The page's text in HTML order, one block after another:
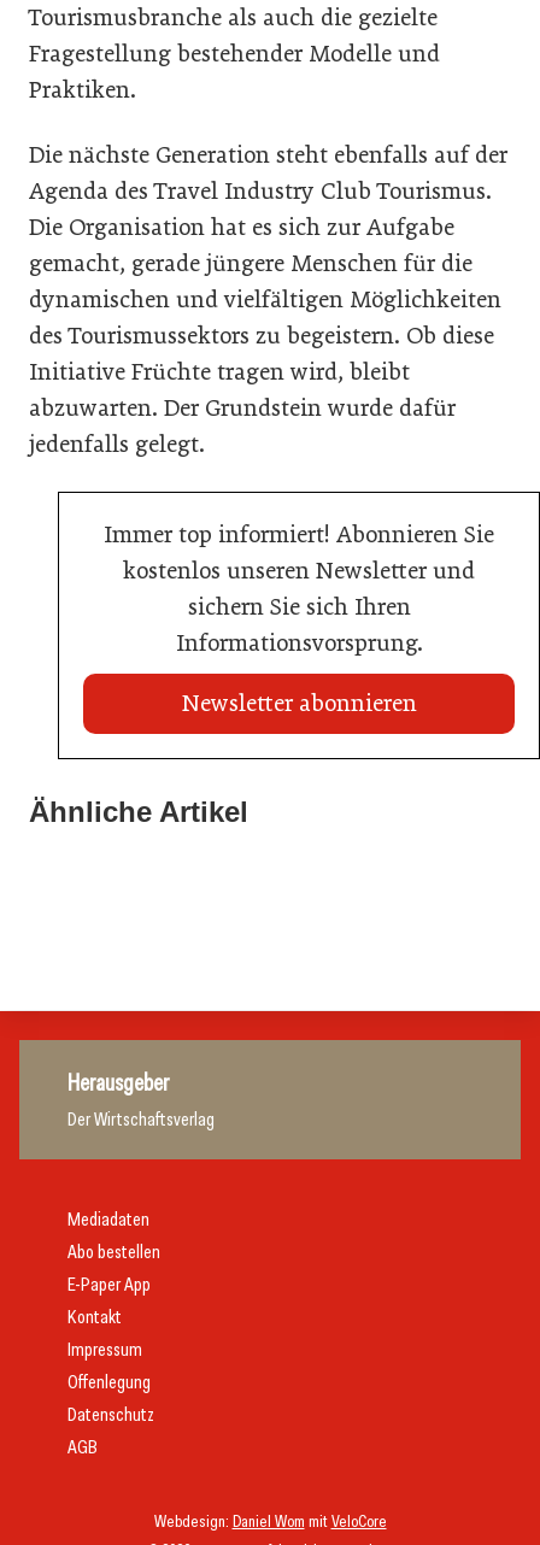
Tourismusbranche als auch die gezielte
Fragestellung bestehender Modelle und
Praktiken.
Die nächste Generation steht ebenfalls auf der
Agenda des Travel Industry Club Tourismus.
Die Organisation hat es sich zur Aufgabe
gemacht, gerade jüngere Menschen für die
dynamischen und vielfältigen Möglichkeiten
des Tourismussektors zu begeistern. Ob diese
Initiative Früchte tragen wird, bleibt
abzuwarten. Der Grundstein wurde dafür
jedenfalls gelegt.
Immer top informiert! Abonnieren Sie
kostenlos unseren Newsletter und
sichern Sie sich Ihren
Informationsvorsprung.
Newsletter abonnieren
Ähnliche Artikel
Travel Start-up Night 2026: Beste Tourismus-Idee
Herausgeber
Der Wirtschaftsverlag
Webdesign: Daniel Wom mitVeloCore
Mediadaten
Abo bestellen
E-Paper App
Kontakt
Impressum
Offenlegung
Datenschutz
AGB